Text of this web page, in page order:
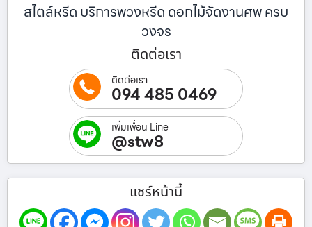
สไตล์หรีด บริการพวงหรีด ดอกไม้จัดงานศพ ครบ
วงจร
ติดต่อเรา
ติดต่อเรา
094 485 0469
เพิ่มเพื่อน Line
@stw8
แชร์หน้านี้